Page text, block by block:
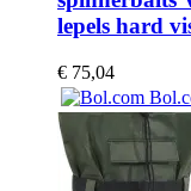
lepels hard
€ 75,04